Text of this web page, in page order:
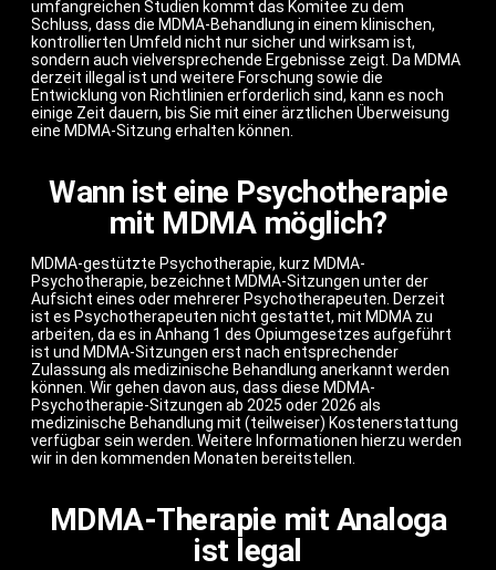
umfangreichen Studien kommt das Komitee zu dem
Schluss, dass die MDMA-Behandlung in einem klinischen,
kontrollierten Umfeld nicht nur sicher und wirksam ist,
sondern auch vielversprechende Ergebnisse zeigt. Da MDMA
derzeit illegal ist und weitere Forschung sowie die
Entwicklung von Richtlinien erforderlich sind, kann es noch
einige Zeit dauern, bis Sie mit einer ärztlichen Überweisung
eine MDMA-Sitzung erhalten können.
Wann ist eine Psychotherapie
mit MDMA möglich?
MDMA-gestützte Psychotherapie, kurz MDMA-
Psychotherapie, bezeichnet MDMA-Sitzungen unter der
Aufsicht eines oder mehrerer Psychotherapeuten. Derzeit
ist es Psychotherapeuten nicht gestattet, mit MDMA zu
arbeiten, da es in Anhang 1 des Opiumgesetzes aufgeführt
ist und MDMA-Sitzungen erst nach entsprechender
Zulassung als medizinische Behandlung anerkannt werden
können. Wir gehen davon aus, dass diese MDMA-
Psychotherapie-Sitzungen ab 2025 oder 2026 als
medizinische Behandlung mit (teilweiser) Kostenerstattung
verfügbar sein werden. Weitere Informationen hierzu werden
wir in den kommenden Monaten bereitstellen.
MDMA-Therapie mit Analoga
ist legal